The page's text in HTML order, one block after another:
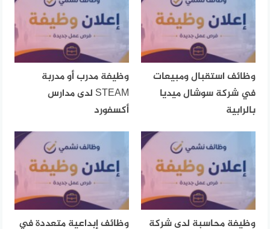
وظائف استقبال ومبيعات
في شركة سوشال ميديا
بالرابية
وظيفة مدرب أو مدربة
STEAM لدى مدارس
أكسفورد
وظيفة محاسبة لدى شركة
وظائف إبداعية متعددة في